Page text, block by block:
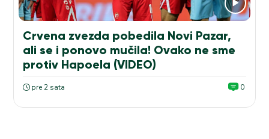
Crvena zvezda pobedila Novi Pazar,
ali se i ponovo mučila! Ovako ne sme
protiv Hapoela (VIDEO)
pre 2 sata 0